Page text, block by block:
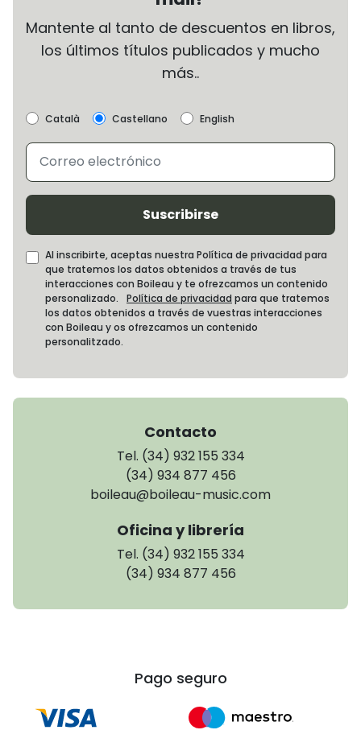
Mantente al tanto de descuentos en libros,
los últimos títulos publicados y mucho
más..
Català Castellano English
Suscribirse
Al inscribirte, aceptas nuestra Política de privacidad para
que tratemos los datos obtenidos a través de tus
interacciones con Boileau y te ofrezcamos un contenido
personalizado. Política de privacidad para que tratemos
los datos obtenidos a través de vuestras interacciones
con Boileau y os ofrezcamos un contenido
personalitzado.
Contacto
Tel. (34) 932 155 334
(34) 934 877 456
boileau@boileau-music.com
Oficina y librería
Tel. (34) 932 155 334
(34) 934 877 456
Pago seguro